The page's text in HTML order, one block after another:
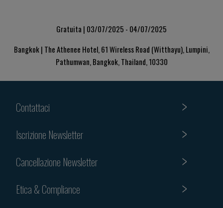
Gratuita | 03/07/2025 - 04/07/2025
Bangkok | The Athenee Hotel, 61 Wireless Road (Witthayu), Lumpini,
Pathumwan, Bangkok, Thailand, 10330
Contattaci
Iscrizione Newsletter
Cancellazione Newsletter
Etica & Compliance